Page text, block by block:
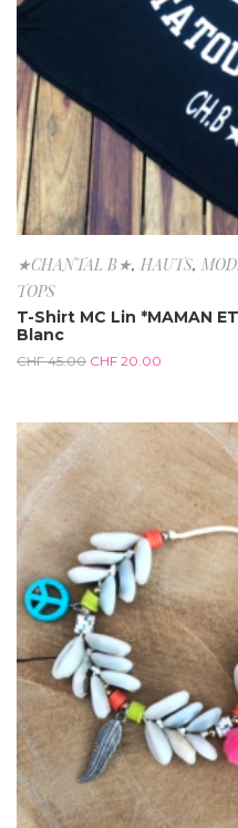
★CHANTAL B★, HAUTS,
TOPS
T-Shirt MC Lin *MAMAN
Blanc
CHF45.00 CHF 20.00